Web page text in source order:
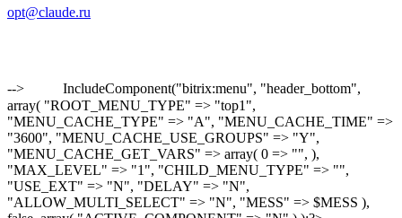
opt@claude.ru
-->
IncludeComponent("bitrix:menu", "header_bottom",
array( "ROOT_MENU_TYPE" => "top1",
"MENU_CACHE_TYPE" => "A", "MENU_CACHE_TIME" =>
"3600", "MENU_CACHE_USE_GROUPS" => "Y",
"MENU_CACHE_GET_VARS" => array( 0 => "", ),
"MAX_LEVEL" => "1", "CHILD_MENU_TYPE" => "",
"USE_EXT" => "N", "DELAY" => "N",
"ALLOW_MULTI_SELECT" => "N", "MESS" => $MESS ),